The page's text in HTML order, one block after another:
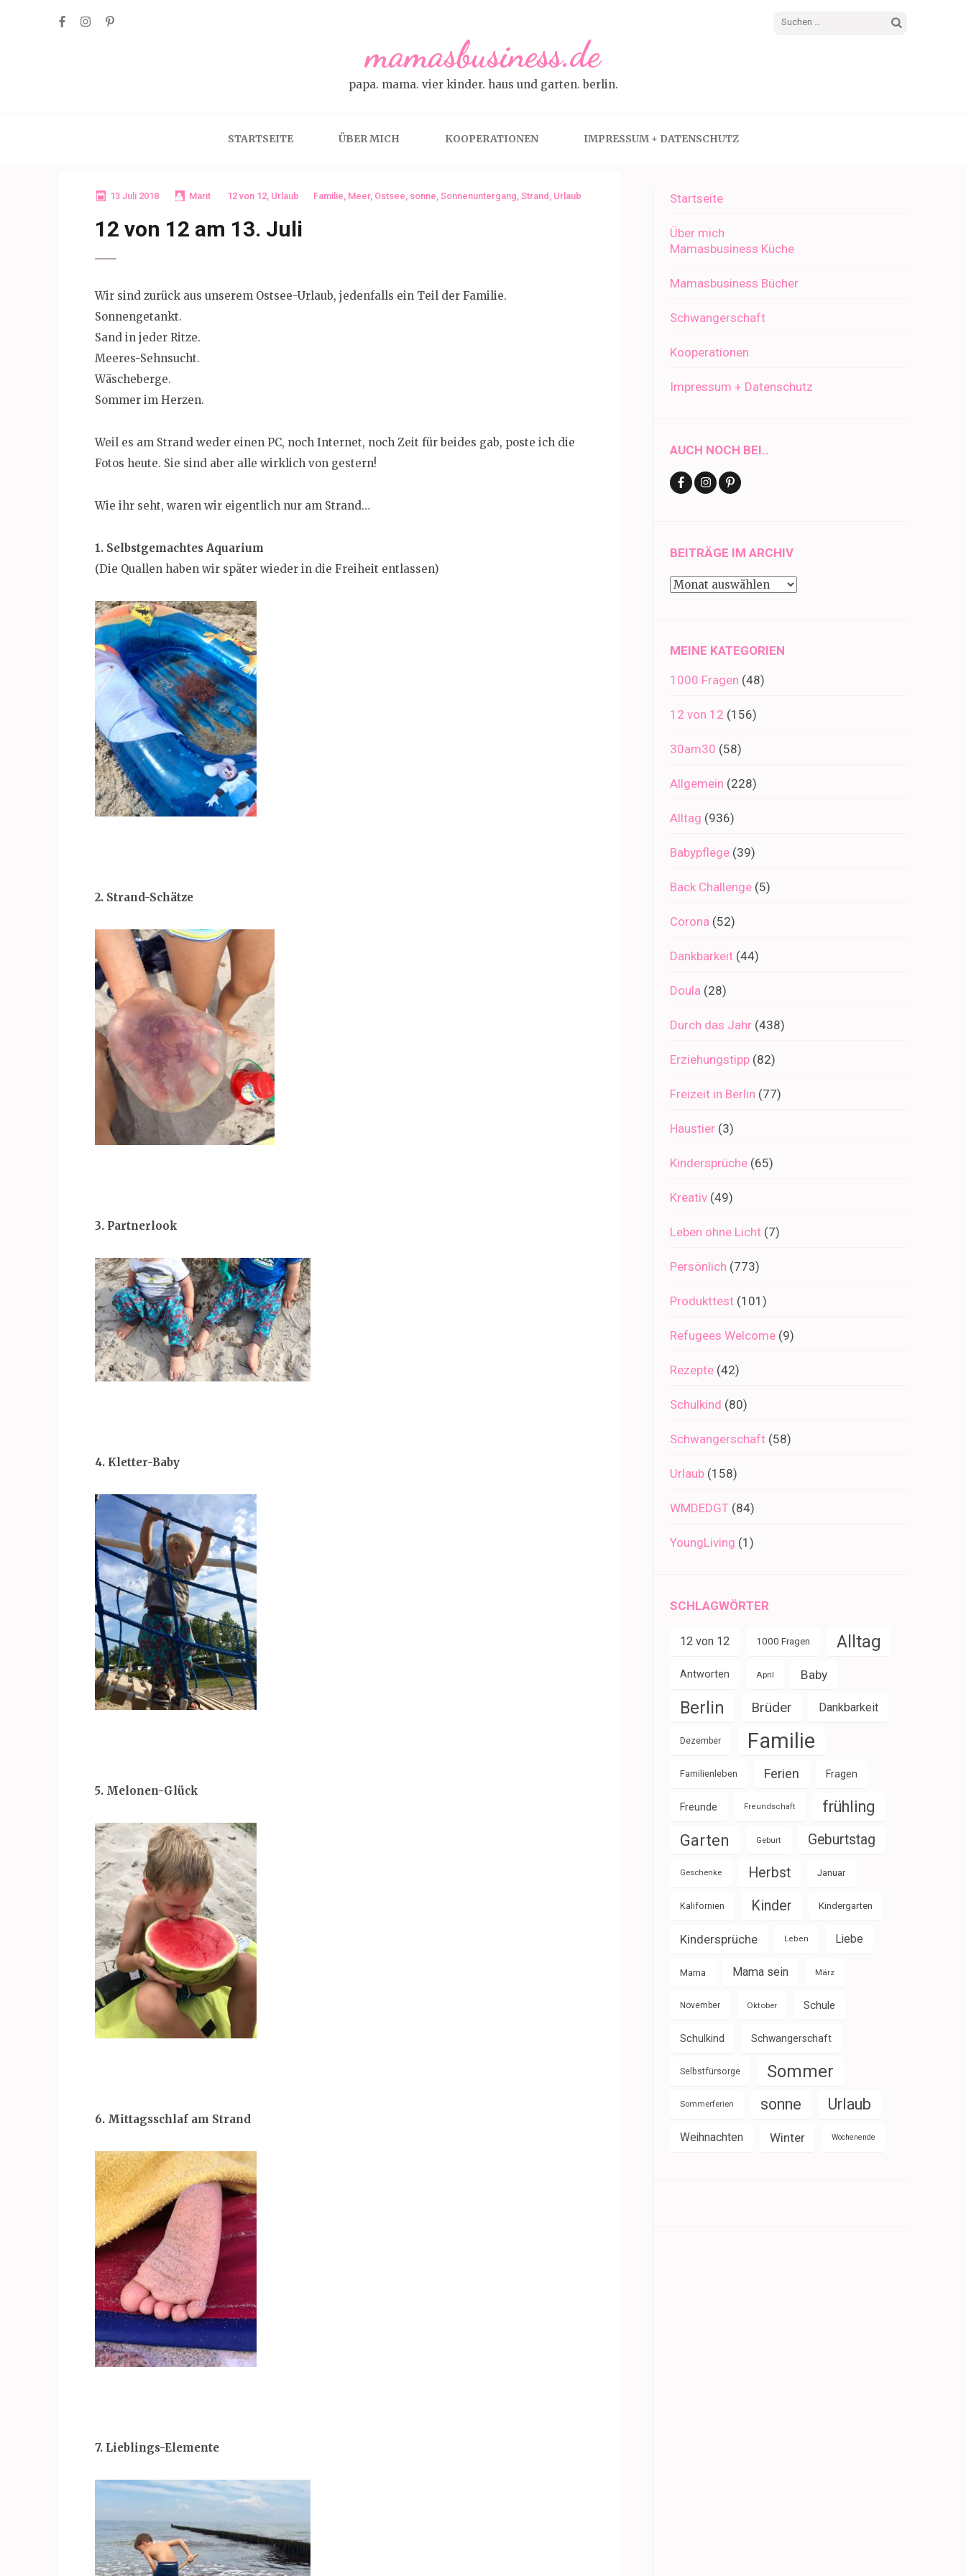
Suchen
mamasbusiness.de
papa. mama. vier kinder. haus und garten. berlin.
STARTSEITE ÜBER MICH KOOPERATIONEN IMPRESSUM + DATENSCHUTZ
13 Juli 2018 Marit 12 von 12, Urlaub Familie, Meer, Ostsee, sonne, Sonnenuntergang, Strand , Urlaub
12 von 12 am 13. Juli
Wir sind zurück aus unserem Ostsee-Urlaub, jedenfalls ein Teil der Familie.
Sonnengetankt.
Sand in jeder Ritze.
Meeres-Sehnsucht.
Wäscheberge.
Sommer im Herzen.
Weil es am Strand weder einen PC, noch Internet, noch Zeit für beides gab, poste ich die
Fotos heute. Sie sind aber alle wirklich von gestern!
Wie ihr seht, waren wir eigentlich nur am Strand…
1. Selbstgemachtes Aquarium
(Die Quallen haben wir später wieder in die Freiheit entlassen)
2. Strand-Schätze
3. Partnerlook
4. Kletter-Baby
5. Melonen-Glück
6. Mittagsschlaf am Strand
7. Lieblings-Elemente
Startseite
Über mich
Mamasbusiness Küche
Mamasbusiness Bücher
Schwangerschaft
Kooperationen
Impressum + Datenschutz
AUCH NOCH BEI..
BEITRÄGE IM ARCHIV
Beiträge
MEINE KATEGORIEN
1000 Fragen (48)
12 von 12 (156)
30am30 (58)
Allgemein (228)
Alltag (936)
Babypflege (39)
Back Challenge (5)
Corona (52)
Dankbarkeit (44)
Doula (28)
Durch das Jahr (438)
Erziehungstipp (82)
Freizeit in Berlin (77)
Haustier (3)
Kindersprüche (65)
Kreativ (49)
Leben ohne Licht (7)
Persönlich (773)
Produkttest (101)
Refugees Welcome (9)
Rezepte (42)
Schulkind (80)
Schwangerschaft (58)
Urlaub (158)
WMDEDGT (84)
YoungLiving (1)
SCHLAGWÖRTER
12 von 12 1000 Fragen Alltag
Antworten April Baby
Berlin Brüder Dankbarkeit
Dezember Familie
Familienleben Ferien Fragen
Freunde Freundschaft frühling
Garten Geburt Geburtstag
Geschenke Herbst Januar
Kalifornien Kinder Kindergarten
Kindersprüche Leben Liebe
Mama Mama sein März
November Oktober Schule
Schulkind Schwangerschaft
Selbstfürsorge Sommer
Sommerferien sonne Urlaub
Weihnachten Winter Wochenende